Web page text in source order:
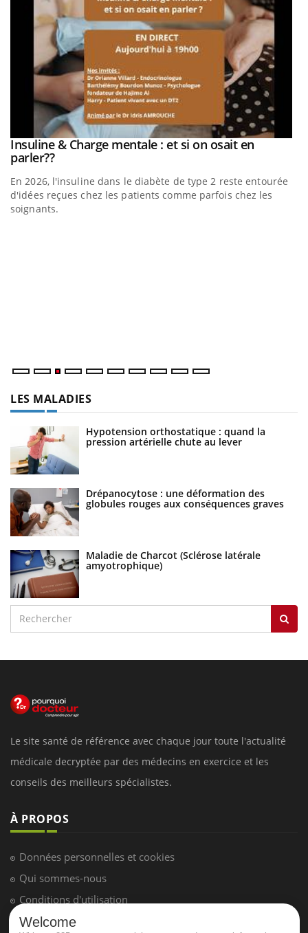
Youtube
Insuline & Charge mentale : et si on osait en
parler??Youtube
En 2026, l'insuline dans le diabète de type 2 reste entourée
d'idées reçues chez les patients comme parfois chez les
soignants.
LES MALADIES
Hypotension orthostatique : quand la
pression artérielle chute au lever
Drépanocytose : une déformation des
globules rouges aux conséquences graves
Maladie de Charcot (Sclérose latérale
amyotrophique)
Le site santé de référence avec chaque jour toute l'actualité
médicale decryptée par des médecins en exercice et les
conseils des meilleurs spécialistes.
À PROPOS
Données personnelles et cookies
Qui sommes-nous
Conditions d'utilisation
Plan du site
Welcome